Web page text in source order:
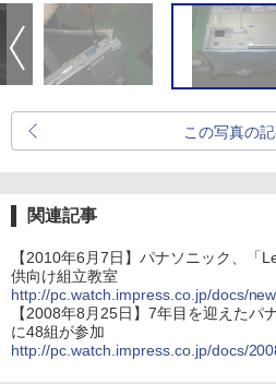
この写真の
関連記事
【2010年6月7日】パナソニック、「
供向け組立教室
http://pc.watch.impress.co.jp/docs/
【2008年8月25日】7年目を迎えたパ
に48組が参加
http://pc.watch.impress.co.jp/docs/